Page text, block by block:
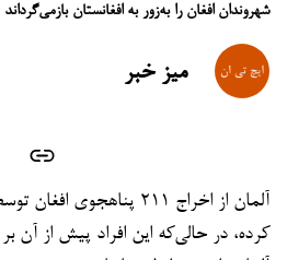
شهروندان افغان را به‌زور به افغانستان بازمی‌گرداند
میز خبر
آلمان از اخراج ۲۱۱ پناهجوی
کرده، در حالی‌که این افراد پیش از آن